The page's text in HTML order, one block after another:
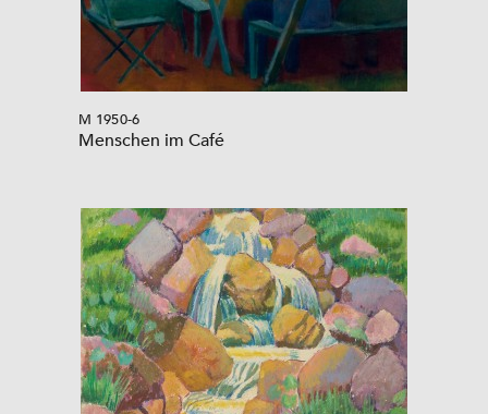
M 1950-6
Menschen im Café